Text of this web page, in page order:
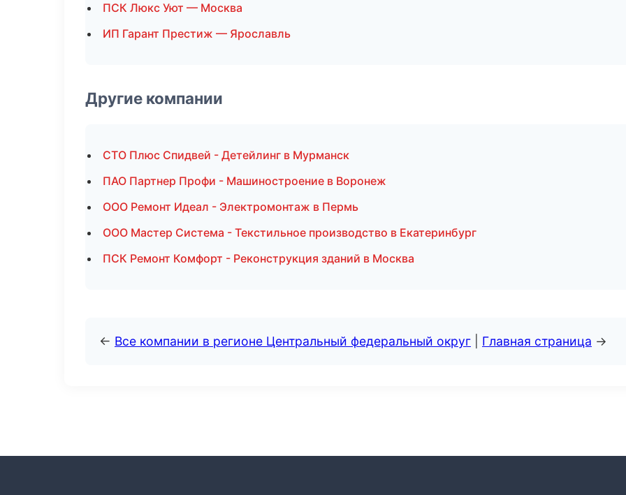
ПСК Люкс Уют — Москва
ИП Гарант Престиж — Ярославль
Другие компании
СТО Плюс Спидвей - Детейлинг в Мурманск
ПАО Партнер Профи - Машиностроение в Воронеж
ООО Ремонт Идеал - Электромонтаж в Пермь
ООО Мастер Система - Текстильное производство в Екатеринбург
ПСК Ремонт Комфорт - Реконструкция зданий в Москва
← Все компании в регионе Центральный федеральный округ Главная страница →